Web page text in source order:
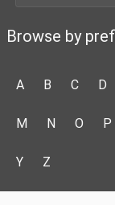
Browse by
A B C D
M N O P
Y Z